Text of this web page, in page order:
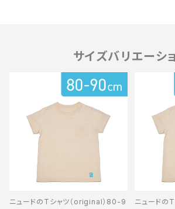
サイズバリエーシ
ニュードのTシャツ（original）80-9
ニュードの